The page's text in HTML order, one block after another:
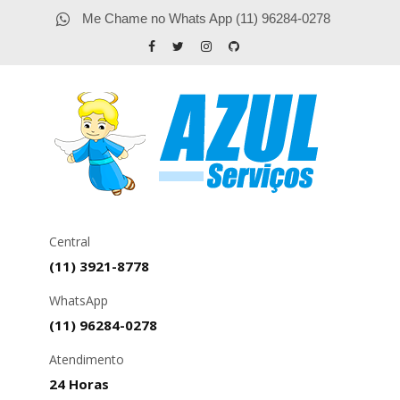
Me Chame no Whats App (11) 96284-0278
Central
(11) 3921-8778
WhatsApp
(11) 96284-0278
Atendimento
24 Horas